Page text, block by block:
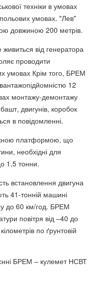
техніки в умовах
умовах. "Лев"
довжиною 200 метрів.
від генератора
проводити
умовах Крім того, БРЕМ
12
монтажу-демонтажу
двигунів, коробок
в повідомленні.
платформою, що
необхідні для
1,5 тонни.
встановлення двигуна
41-тонній машині
до 60 км/год. БРЕМ
повітря від –40 до
по ґрунтовій
БРЕМ – кулемет НСВТ